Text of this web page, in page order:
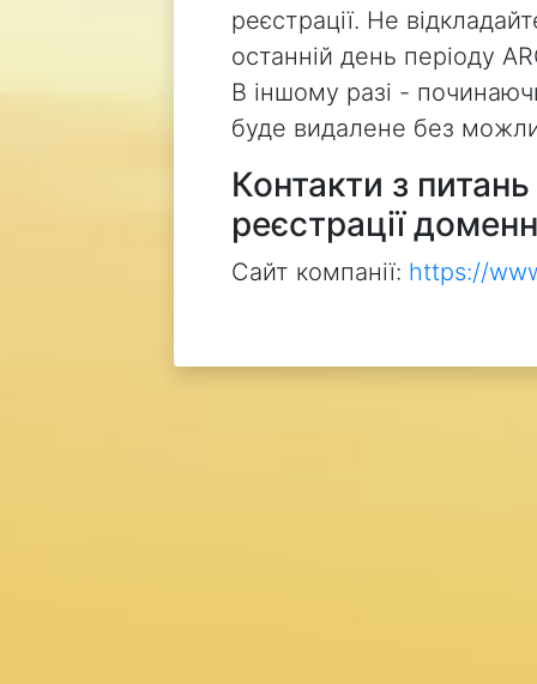
реєстрації. Не
останній день періоду
В іншому разі -
буде видалене без
Контакти з
реєстрації
Сайт компанії: https://